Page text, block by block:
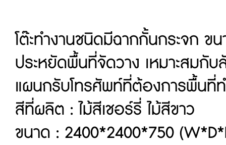
โต๊ะทำงานชนิดมีฉากกั้นกระจก ข
ประหยัดพื้นที่จัดวาง เหมาะสมกั
แผนกรับโทรศัพท์ที่ต้องการพื้นที่ท
สีที่ผลิต : ไม้สีเชอร์รี่ ไม้สีขาว
ขนาด : 2400*2400*750